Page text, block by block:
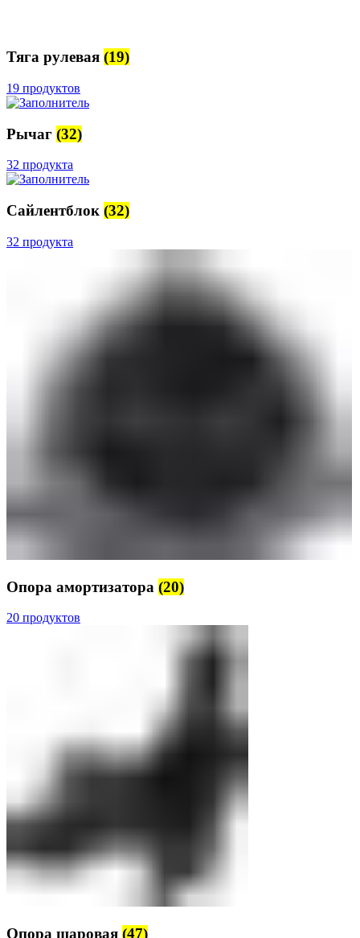
Тяга рулевая (19)
19 продуктов
Рычаг (32)
32 продукта
Сайлентблок (32)
32 продукта
Опора амортизатора (20)
20 продуктов
Опора шаровая (47)